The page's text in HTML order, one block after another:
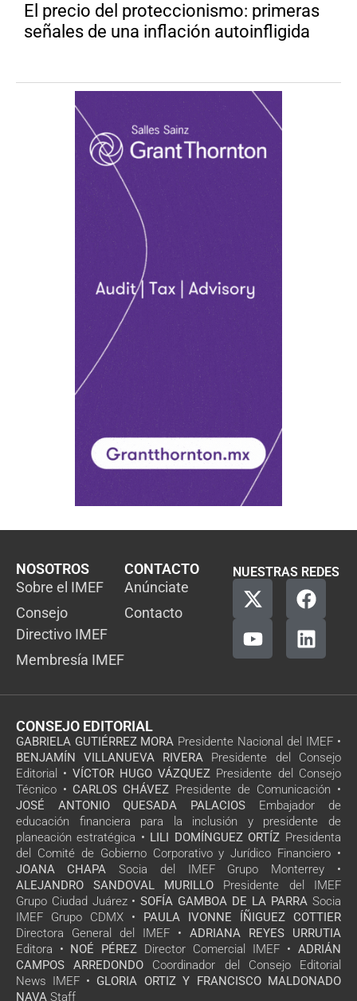
El precio del proteccionismo: primeras
señales de una inflación autoinfligida
NOSOTROS
Sobre el IMEF
Consejo
Directivo IMEF
Membresía IMEF
CONTACTO
Anúnciate
Contacto
NUESTRAS REDES
CONSEJO EDITORIAL
GABRIELA GUTIÉRREZ MORA Presidente Nacional del IMEF •
BENJAMÍN VILLANUEVA RIVERA Presidente del Consejo
Editorial • VÍCTOR HUGO VÁZQUEZ Presidente del Consejo
Técnico • CARLOS CHÁVEZ Presidente de Comunicación •
JOSÉ ANTONIO QUESADA PALACIOS Embajador de
educación financiera para la inclusión y presidente de
planeación estratégica • LILI DOMÍNGUEZ ORTÍZ Presidenta
del Comité de Gobierno Corporativo y Jurídico Financiero •
JOANA CHAPA Socia del IMEF Grupo Monterrey •
ALEJANDRO SANDOVAL MURILLO Presidente del IMEF
Grupo Ciudad Juárez • SOFÍA GAMBOA DE LA PARRA Socia
IMEF Grupo CDMX • PAULA IVONNE ÍÑIGUEZ COTTIER
Directora General del IMEF • ADRIANA REYES URRUTIA
Editora • NOÉ PÉREZ Director Comercial IMEF • ADRIÁN
CAMPOS ARREDONDO Coordinador del Consejo Editorial
News IMEF • GLORIA ORTIZ Y FRANCISCO MALDONADO
NAVA Staff